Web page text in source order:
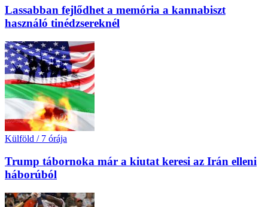
Lassabban fejlődhet a memória a kannabiszt
használó tinédzsereknél
Külföld / 7 órája
Trump tábornoka már a kiutat keresi az Irán elleni
háborúból